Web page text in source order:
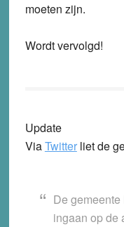
moeten zijn.
Wordt vervolgd!
Update
ViaTwitterliet de
De
ingaan op de